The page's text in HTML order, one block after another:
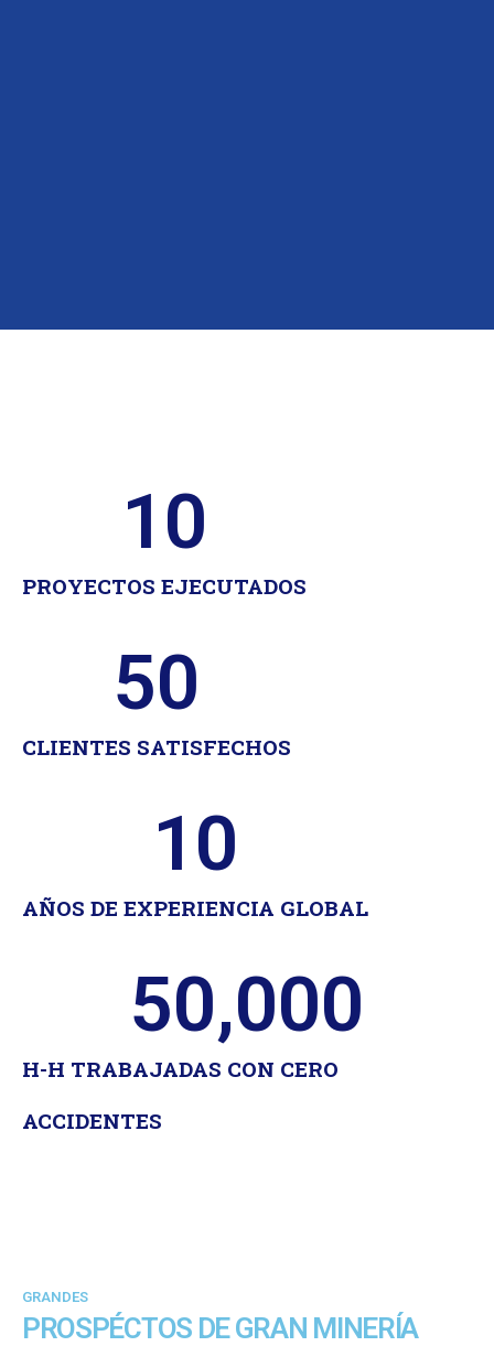
PROYECTOS EJECUTADOS
10
CLIENTES SATISFECHOS
50
AÑOS DE EXPERIENCIA GLOBAL
10
H-H TRABAJADAS CON CERO
ACCIDENTES
50,000
GRANDES
PROSPÉCTOS DE GRAN MINERÍA